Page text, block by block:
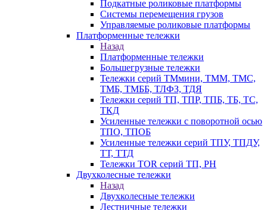
Подкатные роликовые платформы
Системы перемещения грузов
Управляемые роликовые платформы
Платформенные тележки
Назад
Платформенные тележки
Большегрузные тележки
Тележки серий ТМмини, ТММ, ТМС,
ТМБ, ТМББ, ТЛФЗ, ТДЯ
Тележки серий ТП, ТПР, ТПБ, ТБ, ТС,
ТКД
Усиленные тележки с поворотной осью
ТПО, ТПОБ
Усиленные тележки серий ТПУ, ТПДУ,
ТТ, ТТД
Тележки TOR серий ТП, PH
Двухколесные тележки
Назад
Двухколесные тележки
Лестничные тележки